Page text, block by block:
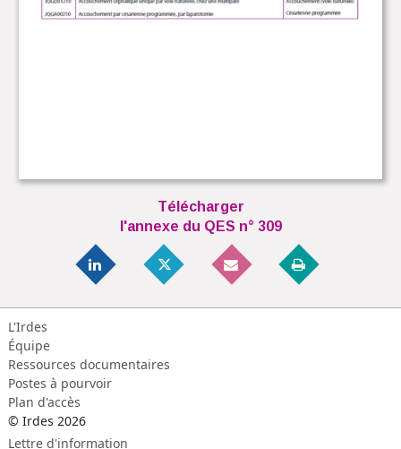
Télécharger
l'annexe du QES n° 309
L'Irdes
Équipe
Ressources documentaires
Postes à pourvoir
Plan d'accès
© Irdes 2026
Lettre d'information